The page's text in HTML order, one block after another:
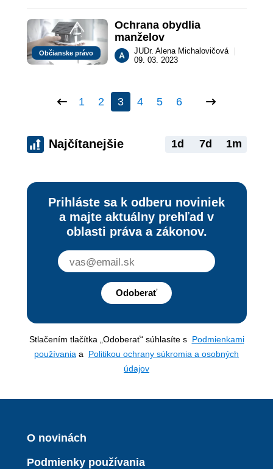
Občianske právo
Ochrana obydlia
manželov
JUDr. Alena Michalovičová
09. 03. 2023
1 2 3 4 5 6
Najčítanejšie 1d 7d 1m
Prihláste sa k odberu noviniek
a majte aktuálny prehľad v
oblasti práva a zákonov.
Odoberať
Stlačením tlačítka „Odoberať“ súhlasíte s Podmienkami
používania a Politikou ochrany súkromia a osobných
údajov
O novinách
Podmienky používania